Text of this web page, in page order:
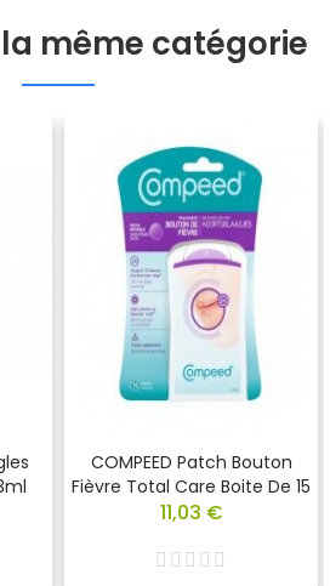
même catégorie
COMPEED Patch Bouton
Fièvre Total Care Boite De 15
11,03 €